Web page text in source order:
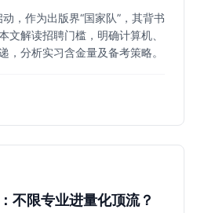
，作为出版界“国家队”，其背书
文解读招聘门槛，明确计算机、
，分析实习含金量及备考策略。
不限专业进量化顶流？